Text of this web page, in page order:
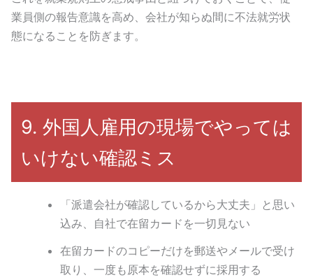
業員側の報告意識を高め、会社が知らぬ間に不法就労状
態になることを防ぎます。
9. 外国人雇用の現場でやっては
いけない確認ミス
「派遣会社が確認しているから大丈夫」と思い
込み、自社で在留カードを一切見ない
在留カードのコピーだけを郵送やメールで受け
取り、一度も原本を確認せずに採用する